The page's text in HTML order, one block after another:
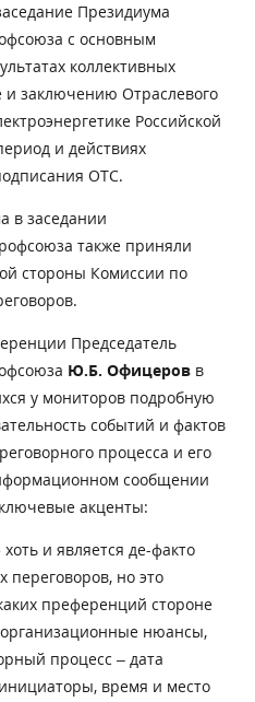
Президиума
с основным
коллективных
и заключению Отраслевого
Российской
и действиях
ОТС.
в заседании
также приняли
стороны Комиссии по
Председатель
Ю.Б. Офицеров в
у мониторов подробную
событий и фактов
процесса и его
сообщении
акценты:
и является де-факто
переговоров, но это
преференций стороне
организационные нюансы,
процесс – дата
время и место